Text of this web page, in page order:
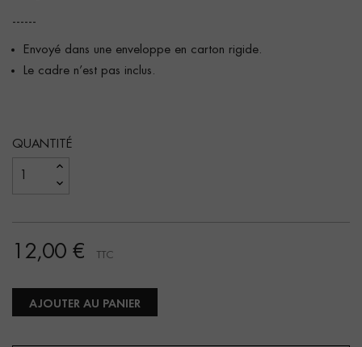
------
Envoyé dans une enveloppe en carton rigide.
Le cadre n’est pas inclus.
QUANTITÉ
12,00 € TTC
AJOUTER AU PANIER